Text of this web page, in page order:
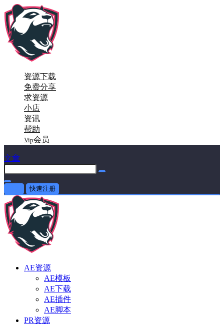
资源下载
免费分享
求资源
小店
资讯
帮助
Vip会员
文章
快速注册
AE资源
AE模板
AE下载
AE插件
AE脚本
PR资源